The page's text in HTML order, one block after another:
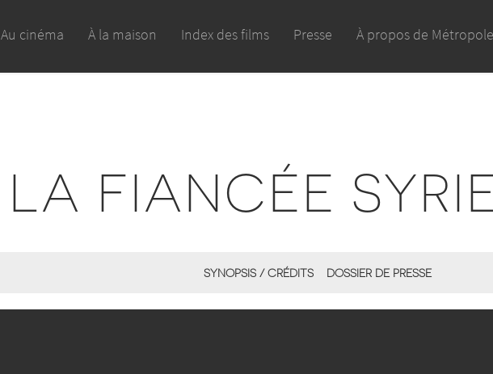
Au cinéma À la maison Index des films Presse À propos de
LA FIANCÉE
SYNOPSIS / CRÉDITS DOSSIER DE PRESSE